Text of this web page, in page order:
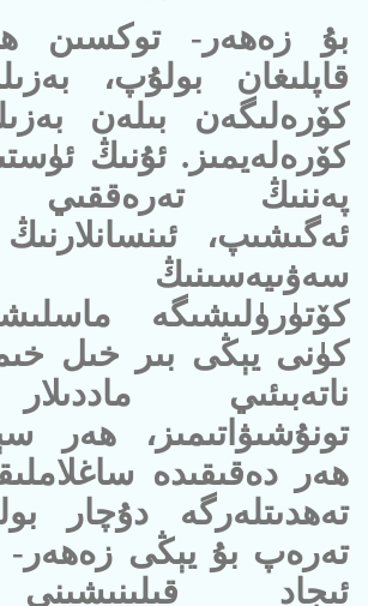
بۇ زەھەر- توكسىن
قاپلىغان بولۇپ،
كۆرەلىگەن بىلەن
كۆرەلەيمىز. ئۇنىڭ
پەننىڭ تەرەققىي
ئەگىشىپ،
سەۋىيەسىنىڭ
كۆتۈرۈلىشىگە
كۈنى يېڭى بىر خىل
ناتەبىئىي
تونۇشىۋاتىمىز، ھەر
ھەر دەقىقىدە
تەھدىتلەرگە دۇچار
تەرەپ بۇ يېڭى زەھەر-
ئىجاد